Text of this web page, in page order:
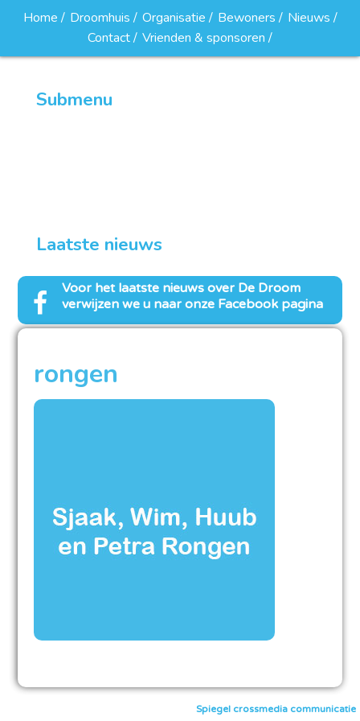
Home Droomhuis Organisatie Bewoners
Nieuws
Contact
Vrienden & sponsoren
Submenu
Laatste nieuws
Voor het laatste nieuws over De Droom
verwijzen we u naar onze Facebook pagina
rongen
Spiegel crossmedia communicatie